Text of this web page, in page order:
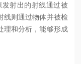
射出的射线通过被
线则通过物体并被检
理和分析，能够形成